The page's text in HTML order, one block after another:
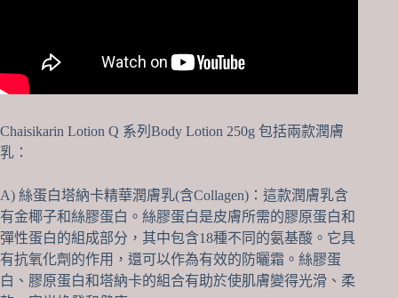
Chaisikarin Lotion Q 系列Body Lotion 250g 包括兩款潤膚
乳：
A) 絲蛋白塔納卡精華潤膚乳(含Collagen)：這款潤膚乳含
有金椰子和絲膠蛋白。絲膠蛋白是皮膚所需的膠原蛋白和
彈性蛋白的組成部分，其中包含18種不同的氨基酸。它具
有抗氧化劑的作用，還可以作為有效的防曬霜。絲膠蛋
白、膠原蛋白和塔納卡的組合有助於使肌膚變得光滑、柔